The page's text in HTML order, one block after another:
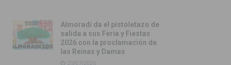
Almoradí da el pistoletazo de
salida a sus Feria y Fiestas
2026 con la proclamación de
las Reinas y Damas
25/07/2026